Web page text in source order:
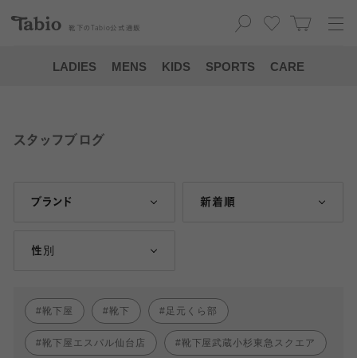
靴下の Tabio 公式通販
LADIES MENS KIDS SPORTS CARE
スタッフブログ
ブランド 新着順
性別
靴下屋 靴下 足元くら部
靴下屋エスパル仙台店 靴下屋武蔵小杉東急スクエア